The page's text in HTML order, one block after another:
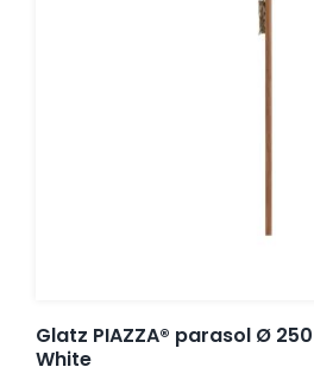
Glatz PIAZZA® parasol Ø
White